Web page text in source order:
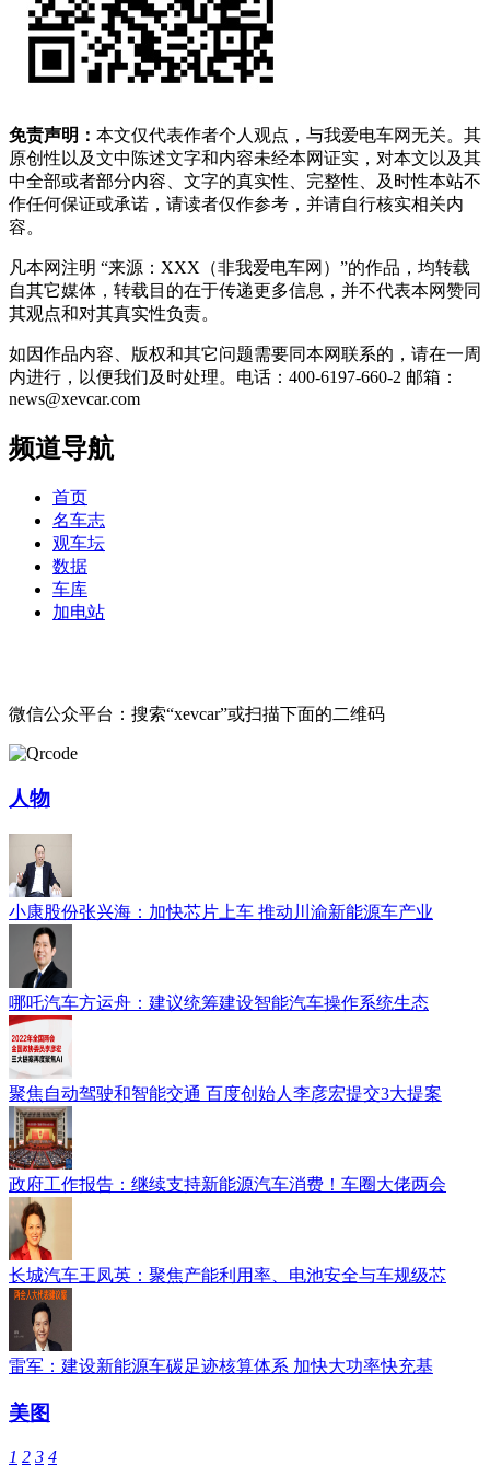
免责声明： 本文仅代表作者个人观点，与我爱电车网无关。其
原创性以及文中陈述文字和内容未经本网证实，对本文以及其
中全部或者部分内容、文字的真实性、完整性、及时性本站不
作任何保证或承诺，请读者仅作参考，并请自行核实相关内
容。
凡本网注明 “来源：XXX（非我爱电车网）”的作品，均转载
自其它媒体，转载目的在于传递更多信息，并不代表本网赞同
其观点和对其真实性负责。
如因作品内容、版权和其它问题需要同本网联系的，请在一周
内进行，以便我们及时处理。电话：400-6197-660-2 邮箱：
news@xevcar.com
频道导航
首页
名车志
观车坛
数据
车库
加电站
微信公众平台：搜索“xevcar”或扫描下面的二维码
人物
小康股份张兴海：加快芯片上车 推动川渝新能源车产业
哪吒汽车方运舟：建议统筹建设智能汽车操作系统生态
聚焦自动驾驶和智能交通 百度创始人李彦宏提交3大提案
政府工作报告：继续支持新能源汽车消费！车圈大佬两会
长城汽车王凤英：聚焦产能利用率、电池安全与车规级芯
雷军：建设新能源车碳足迹核算体系 加快大功率快充基
美图
1 2 3 4